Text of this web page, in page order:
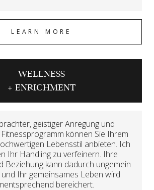
LEARN MORE
WELLNESS
+ ENRICHMENT
geistiger Anregung und
können Sie Ihrem
Lebensstil anbieten. Ich
Ihr Handling zu verfeinern. Ihre
Beziehung kann dadurch ungemein
Ihr gemeinsames Leben wird
bereichert.